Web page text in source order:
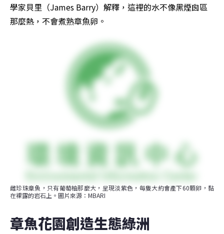
學家貝里（James Barry）解釋，這裡的水不像黑煙囪區
那麼熱，不會煮熟章魚卵。
雌珍珠章魚，只有葡萄柚那麼大，呈現淡紫色，每隻大約會產下60顆卵，黏
在裸露的岩石上。圖片來源：MBARI
章魚花園創造生態綠洲